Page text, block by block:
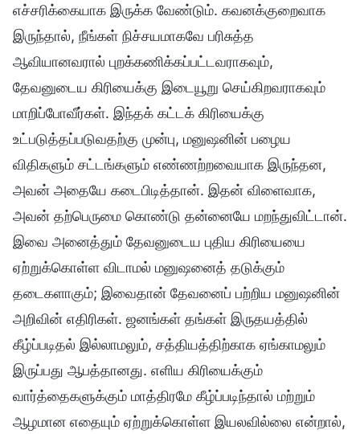
எச்சரிக்கையாக இருக்க வேண்டும். கவனக்குறைவாக
இருந்தால், நீங்கள் நிச்சயமாகவே பரிசுத்த
ஆவியானவரால் புறக்கணிக்கப்பட்டவராகவும்,
தேவனுடைய கிரியைக்கு இடையூறு செய்கிறவராகவும்
மாறிப்போவீர்கள். இந்தக் கட்டக் கிரியைக்கு
உட்படுத்தப்படுவதற்கு முன்பு, மனுஷனின் பழைய
விதிகளும் சட்டங்களும் எண்ணற்றவையாக இருந்தன,
அவன் அதையே கடைபிடித்தான். இதன் விளைவாக,
அவன் தற்பெருமை கொண்டு தன்னையே மறந்துவிட்டான்.
இவை அனைத்தும் தேவனுடைய புதிய கிரியையை
ஏற்றுக்கொள்ள விடாமல் மனுஷனைத் தடுக்கும்
தடைகளாகும்; இவைதான் தேவனைப் பற்றிய மனுஷனின்
அறிவின் எதிரிகள். ஜனங்கள் தங்கள் இருதயத்தில்
கீழ்ப்படிதல் இல்லாமலும், சத்தியத்திற்காக ஏங்காமலும்
இருப்பது ஆபத்தானது. எளிய கிரியைக்கும்
வார்த்தைகளுக்கும் மாத்திரமே கீழ்ப்படிந்தால் மற்றும்
ஆழமான எதையும் ஏற்றுக்கொள்ள இயலவில்லை என்றால்,